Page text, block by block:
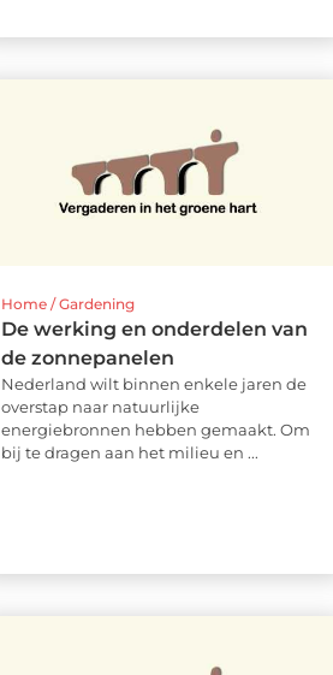
Home / Gardening
De werking en onderdelen van
de zonnepanelen
Nederland wilt binnen enkele jaren de
overstap naar natuurlijke
energiebronnen hebben gemaakt. Om
bij te dragen aan het milieu en ...